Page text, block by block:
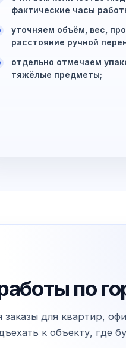
фактические часы
уточняем объём, вес,
расстояние ручной
отдельно отмечаем
тяжёлые предметы;
по
для квартир,
к объекту, где